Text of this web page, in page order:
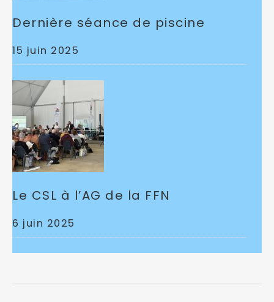
Dernière séance de piscine
15 juin 2025
Le CSL à l’AG de la FFN
6 juin 2025